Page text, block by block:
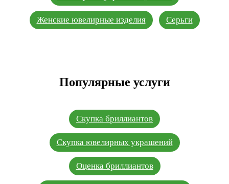
Женские ювелирные изделия Серьги
Популярные услуги
Скупка бриллиантов
Скупка ювелирных украшений
Оценка бриллиантов